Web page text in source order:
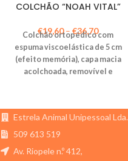
COLCHÃO “NOAH VITAL”
€19,60–€36,70
Colchão ortopédico com
espuma viscoelástica de 5 cm
(efeito memória), capa macia
acolchoada, removível e
para pets que merecem
conforto absoluto.
Estrela Animal Unipessoal Lda.
509 613 519
Av. Riopele n.º 412,